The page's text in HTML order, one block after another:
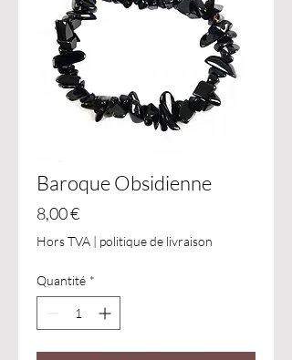
Baroque Obsidienne
8,00 €Prix
Hors TVA | politique de livraison
Quantité *